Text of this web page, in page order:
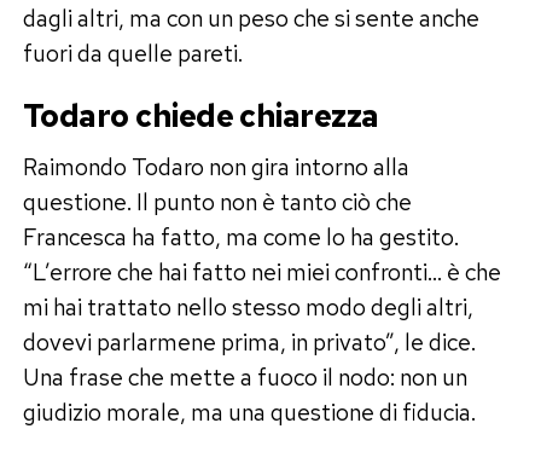
dagli altri, ma con un peso che si sente anche
fuori da quelle pareti.
Todaro chiede chiarezza
Raimondo Todaro non gira intorno alla
questione. Il punto non è tanto ciò che
Francesca ha fatto, ma come lo ha gestito.
“L’errore che hai fatto nei miei confronti… è che
mi hai trattato nello stesso modo degli altri,
dovevi parlarmene prima, in privato”, le dice.
Una frase che mette a fuoco il nodo: non un
giudizio morale, ma una questione di fiducia.